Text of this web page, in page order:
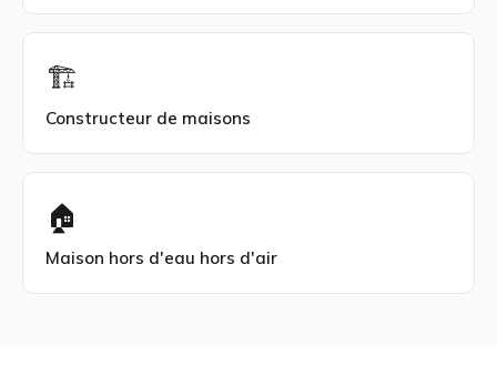
🏗️
Constructeur de maisons
🏠
Maison hors d'eau hors d'air